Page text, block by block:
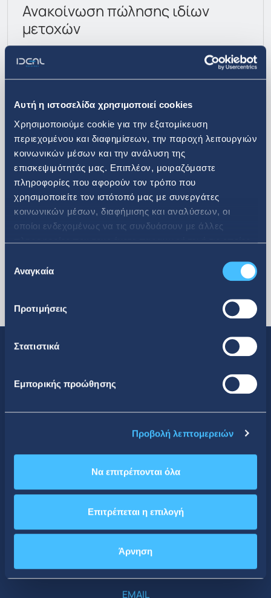
Αυτή η ιστοσελίδα χρησιμοποιεί cookies
Χρησιμοποιούμε cookie για την εξατομίκευση
περιεχομένου και διαφημίσεων, την παροχή λειτουργιών
κοινωνικών μέσων και την ανάλυση της
επισκεψιμότητάς μας. Επιπλέον, μοιραζόμαστε
πληροφορίες που αφορούν τον τρόπο που
χρησιμοποιείτε τον ιστότοπό μας με συνεργάτες
κοινωνικών μέσων, διαφήμισης και αναλύσεων, οι
οποίοι ενδεχομένως να τις συνδυάσουν με άλλες
πληροφορίες που τους έχετε παραχωρήσει ή τις οποίες
των υπηρεσιών τους.
συγκατάθεσης
Αναγκαία
Προτιμήσεις
Στατιστικά
Εμπορικής προώθησης
Προβολή λεπτομερειών
Να επιτρέπονται όλα
Επιτρέπεται η επιλογή
Άρνηση
Ανακοίνωση πώλησης ιδίων
μετοχών
περισσότερα
CONTACT DETAILS
Κεντρικά Γραφεία
ΤΗΛΕΦΩΝΟ
+30 210 51 93 500
EMAIL